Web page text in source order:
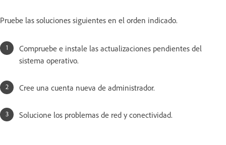
Pruebe las soluciones siguientes en el orden indicado.
Compruebe e instale las actualizaciones pendientes del
sistema operativo.
Cree una cuenta nueva de administrador.
Solucione los problemas de red y conectividad.